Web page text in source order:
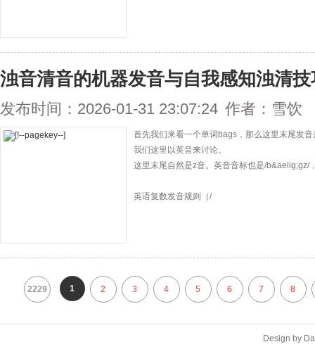
浊音清音的机器发音与自我感知浊清技
发布时间：2026-01-31 23:07:24 作者：雪饮
首先我们来看一个单词bags，那么这里末尾发
我们这里以英音来讨论。
这里末尾自然是z音。英音音标也是/b&aelig;ɡz/
英语复数发音规则（/
2229 1 2 3 4 5 6 7 8
Design by